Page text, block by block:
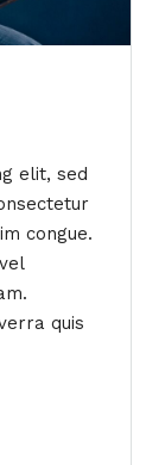
elit, sed
congue.
quis